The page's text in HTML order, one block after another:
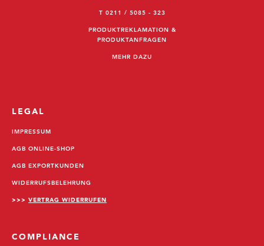
T 0211 / 5085 - 323
PRODUKTREKLAMATION &
PRODUKTANFRAGEN
MEHR DAZU
LEGAL
IMPRESSUM
AGB ONLINE-SHOP
AGB EXPORTKUNDEN
WIDERRUFSBELEHRUNG
>>> VERTRAG WIDERRUFEN
COMPLIANCE